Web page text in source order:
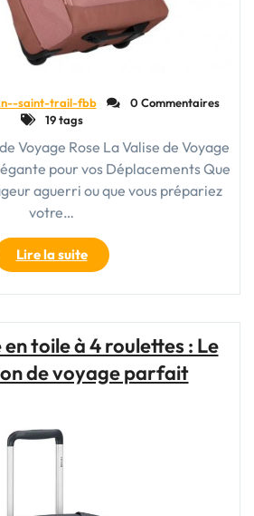
saint-trail-fbb
0 Commentaires
19 tags
Voyage Rose La Valise de Voyage
pour vos Déplacements Que
aguerri ou que vous prépariez
votre…
Lire la suite"Voyage
en
Rose
de
la
toile à 4 roulettes : Le
de voyage parfait